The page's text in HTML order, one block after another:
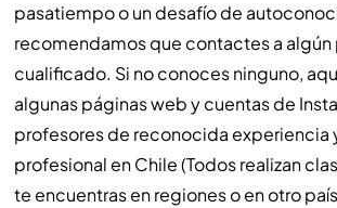
pasatiempo o un desafío de
recomendamos que contactes a algún
cualificado. Si no conoces ninguno,
algunas páginas web y cuentas de
profesores de reconocida experiencia
profesional en Chile (Todos realizan
te encuentras en regiones o en otro